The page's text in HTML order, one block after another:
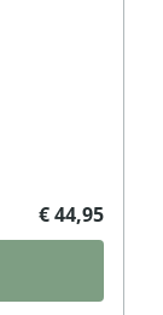
€ 44,95